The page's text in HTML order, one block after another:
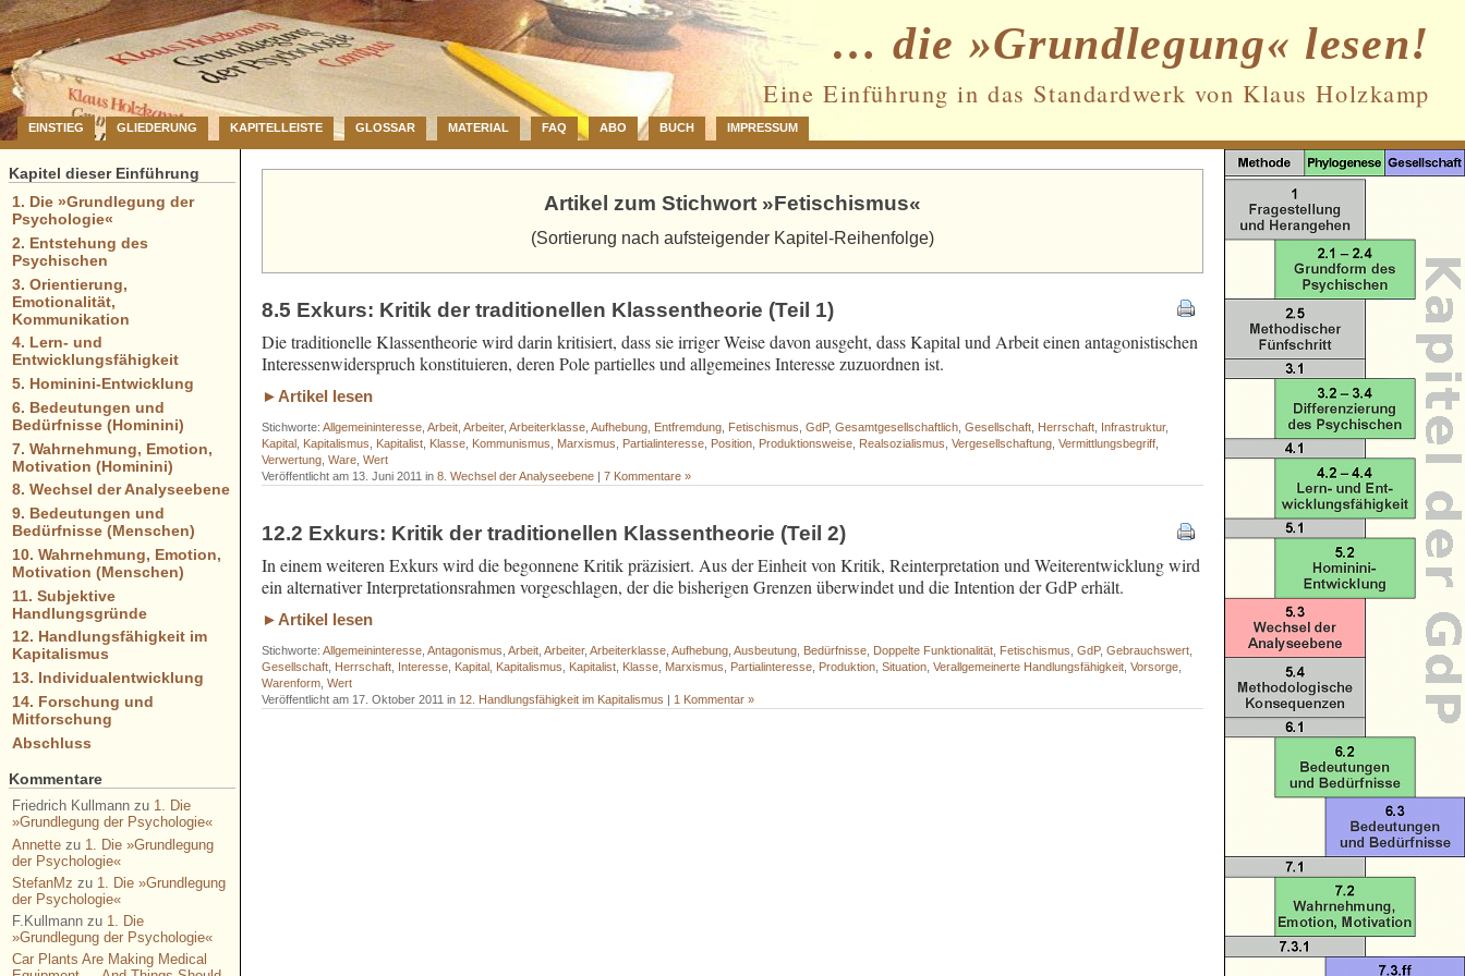
… die »Grundlegung« lesen!
Eine Einführung in das Standardwerk von Klaus Holzkamp
EINSTIEG GLIEDERUNG KAPITELLEISTE GLOSSAR MATERIAL FAQ ABO BUCH IMPRESSUM
Artikel zum Stichwort »Fetischismus«
(Sortierung nach aufsteigender Kapitel-Reihenfolge)
8.5 Exkurs: Kritik der traditionellen Klassentheorie (Teil 1)
Die traditionelle Klassentheorie wird darin kritisiert, dass sie irriger Weise davon ausgeht, dass Kapital und Arbeit einen antagonistischen
Interessenwiderspruch konstituieren, deren Pole partielles und allgemeines Interesse zuzuordnen ist.
►Artikel lesen
Stichworte:Allgemeininteresse ,Arbeit ,Arbeiter,Arbeiterklasse ,Aufhebung Entfremdung Fetischismus ,GdP,Gesamtgesellschaftlich ,Gesellschaft Herrschaft Infrastruktur,
Kapital Kapitalismus Kapitalist Klasse Kommunismus Marxismus Partialinteresse Position Produktionsweise Realsozialismus ,Vergesellschaftung ,Vermittlungsbegriff
Verwertung ,Ware ,Wert
Veröffentlicht am 13. Juni 2011 in8. Wechsel der Analyseebene |7 Kommentare »
12.2 Exkurs: Kritik der traditionellen Klassentheorie (Teil 2)
In einem weiteren Exkurs wird die begonnene Kritik präzisiert. Aus der Einheit von Kritik, Reinterpretation und Weiterentwicklung wird
ein alternativer Interpretationsrahmen vorgeschlagen, der die bisherigen Grenzen überwindet und die Intention der GdP erhält.
►Artikel lesen
Stichworte:Allgemeininteresse ,Antagonismus ,Arbeit ,Arbeiter,Arbeiterklasse ,Aufhebung ,Ausbeutung Bedürfnisse Doppelte Funktionalität Fetischismus ,GdP,Gebrauchswert
Gesellschaft Herrschaft Interesse Kapital Kapitalismus Kapitalist Klasse Marxismus Partialinteresse Produktion ,Situation ,Verallgemeinerte Handlungsfähigkeit ,Vorsorge
Warenform ,Wert
Veröffentlicht am 17. Oktober 2011 in 12. Handlungsfähigkeit im Kapitalismus | 1 Kommentar »
Kapitel dieser Einführung
1. Die »Grundlegung der
Psychologie«
2. Entstehung des
Psychischen
3. Orientierung,
Emotionalität,
Kommunikation
4. Lern- und
Entwicklungsfähigkeit
5. Hominini-Entwicklung
6. Bedeutungen und
Bedürfnisse (Hominini)
7. Wahrnehmung, Emotion,
Motivation (Hominini)
8. Wechsel der Analyseebene
9. Bedeutungen und
Bedürfnisse (Menschen)
10. Wahrnehmung, Emotion,
Motivation (Menschen)
11. Subjektive
Handlungsgründe
12. Handlungsfähigkeit im
Kapitalismus
13. Individualentwicklung
14. Forschung und
Mitforschung
Abschluss
Kommentare
Friedrich Kullmannzu 1. Die
»Grundlegung der Psychologie«
Annettezu 1. Die »Grundlegung
der Psychologie«
StefanMz zu 1. Die »Grundlegung
der Psychologie«
F.Kullmannzu 1. Die
»Grundlegung der Psychologie«
Car Plants Are Making Medical
Datenschutz und Cookies: Diese Website
verwendet Cookies. Wenn du die Website
weiterhin nutzt, stimmst du der
Verwendung von Cookies zu.
Weitere Informationen, beispielsweise zur
Kontrolle von Cookies, findest du hier:
Cookie-Richtlinie